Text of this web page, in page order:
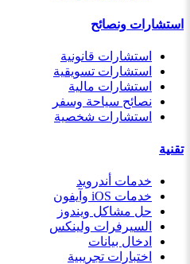
استشارات ونصائح
استشارات قانونية
استشارات تسويقية
استشارات مالية
نصائح سياحة وسفر
استشارات شخصية
تقنية
خدمات أندرويد
خدمات iOS وآيفون
حل مشاكل ويندوز
السيرفرات ولينكس
ادخال بيانات
اختبارات تجريبية